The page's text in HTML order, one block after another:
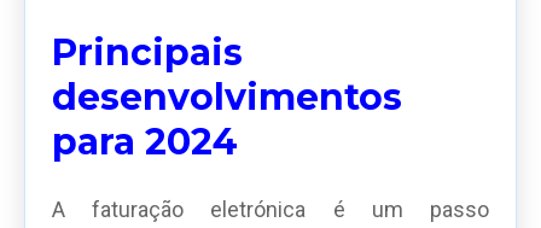
Principais
desenvolvimentos
para 2024
A faturação eletrónica é um passo